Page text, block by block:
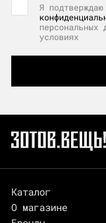
Я
условиях
Каталог
О магазине